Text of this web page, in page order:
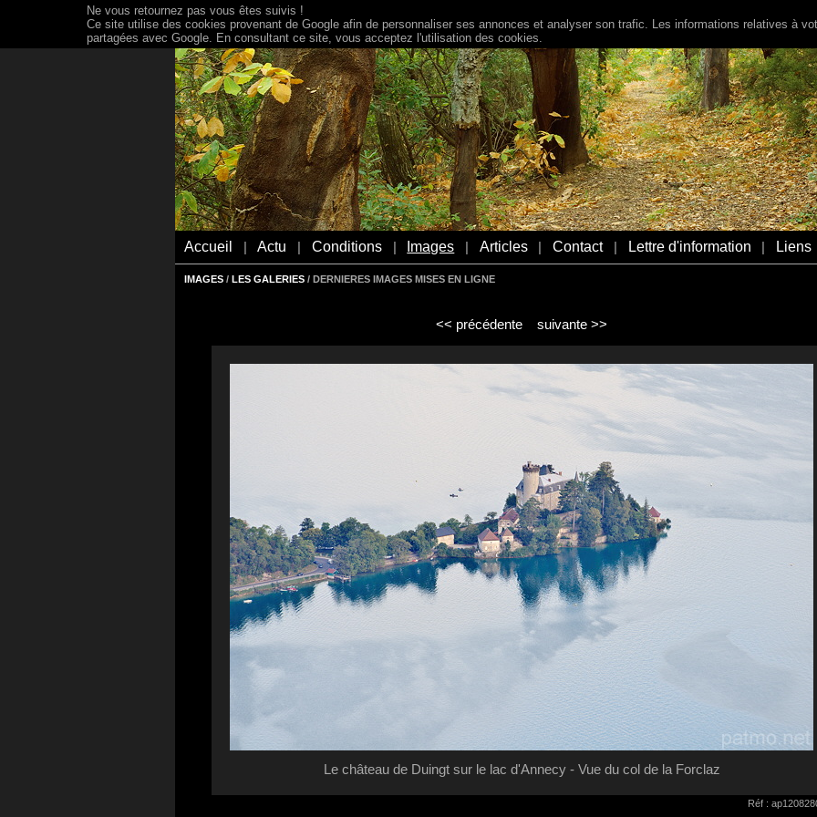
Accueil Actu Conditions Images Articles Contact Lettre d'information Liens
IMAGES / LES GALERIES / DERNIERES IMAGES MISES EN LIGNE
<< précédente suivante >>
Le château de Duingt sur le lac d'Annecy - Vue du col de la Forclaz
Réf :
Ne vous retournez pas vous êtes suivis !
Ce site utilise des cookies provenant de Google afin de personnaliser ses annonces et analyser son trafic. Les informations relatives à
partagées avec Google. En consultant ce site, vous acceptez l'utilisation des cookies.